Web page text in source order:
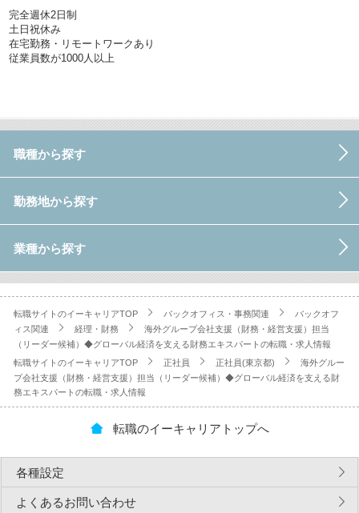
完全週休2日制
土日祝休み
在宅勤務・リモートワークあり
従業員数が1000人以上
職種から探す
勤務地から探す
業種から探す
転職サイトのイーキャリアTOP バックオフィス・事務関連
バックオフ
ィス関連
経理・財務
海外グループ会社支援（財務・経営支援）担当
（リーダー候補）◆グローバル経済を支える財務エキスパートの転職・求人情報
転職サイトのイーキャリアTOP
正社員 正社員(東京都)
海外グルー
プ会社支援（財務・経営支援）担当（リーダー候補）◆グローバル経済を支える財
務エキスパートの転職・求人情報
転職のイーキャリアトップへ
各種設定
よくあるお問い合わせ